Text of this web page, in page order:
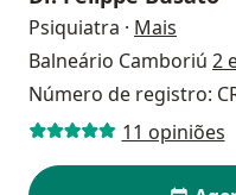
Psiquiatra · Mais
Balneário Camboriú 2
Número de registro:
11 opiniões